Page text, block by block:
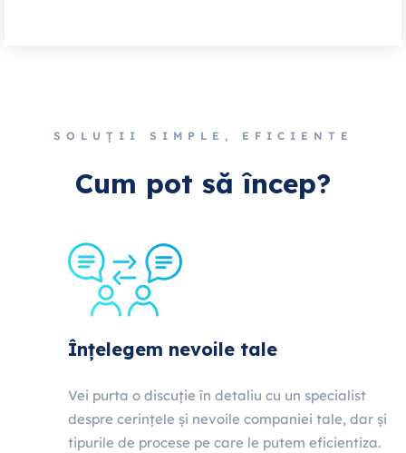
SOLUȚII SIMPLE, EFICIENTE
Cum pot să încep?
Înțelegem nevoile tale
Vei purta o discuție în detaliu cu un specialist
despre cerințele și nevoile companiei tale, dar și
tipurile de procese pe care le putem eficientiza.